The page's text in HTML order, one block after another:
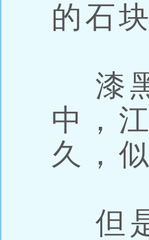
的石
漆黑
中，
久，
但是